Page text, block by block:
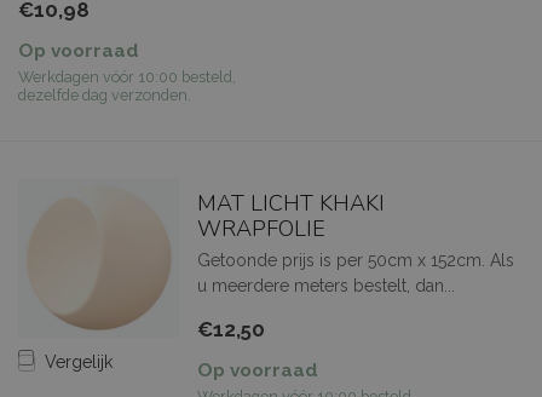
€10,98
Op voorraad
Werkdagen vóór 10:00 besteld,
dezelfde dag verzonden.
Vergelijk
MAT LICHT KHAKI
WRAPFOLIE
Getoonde prijs is per 50cm x 152cm. Als
u meerdere meters bestelt, dan...
€12,50
Op voorraad